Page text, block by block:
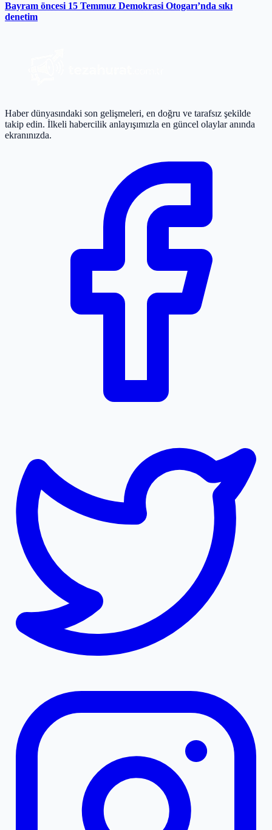
Bayram öncesi 15 Temmuz Demokrasi Otogarı’nda sıkı
denetim
Haber dünyasındaki son gelişmeleri, en doğru ve tarafsız şekilde
takip edin. İlkeli habercilik anlayışımızla en güncel olaylar anında
ekranınızda.